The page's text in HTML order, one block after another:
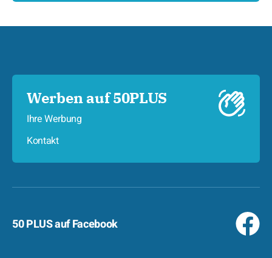
Werben auf 50PLUS
Ihre Werbung
Kontakt
50 PLUS auf Facebook